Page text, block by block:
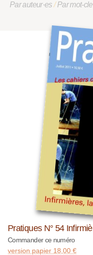
Par auteur·es/Par mot-
Pratiques N° 54
Commander ce numéro
version papier 18,00 €